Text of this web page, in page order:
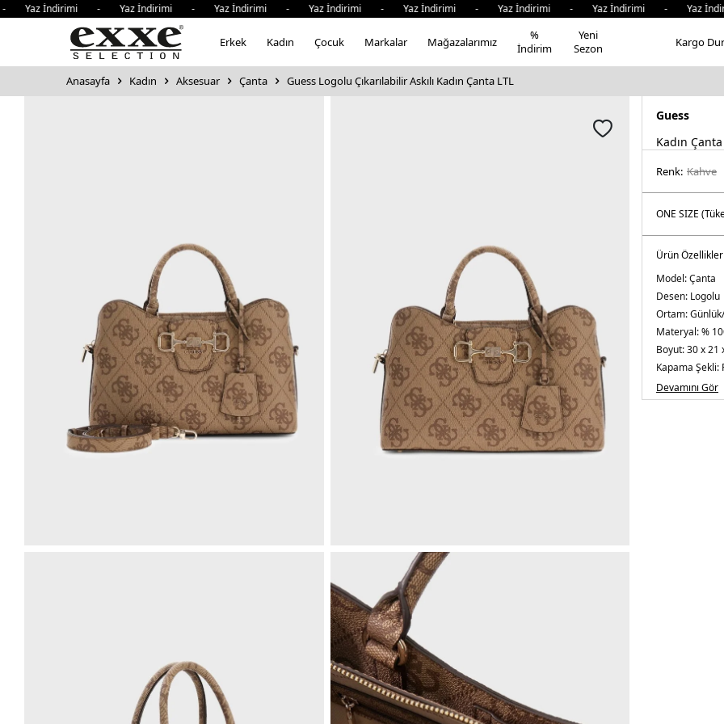
İndirimi - Yaz İndirimi - Yaz İndirimi - Yaz İndirimi - Yaz İndirimi - Yaz İndirimi - Yaz İndirimi - Yaz
Erkek Kadın Çocuk Markalar Mağazalarımız
%
İndirim
Yeni
Sezon
Kargo
Anasayfa Kadın Aksesuar Çanta Guess Logolu Çıkarılabilir Askılı Kadın Çanta LTL
Guess
Kadın Çanta
Renk: kahve
Ürün Özellikleri
Model:Çanta
Desen: Logolu
Ortam:
Materyal:%
Boyut:30 x 21
Kapama Şekli:
Yaş Grubu:
Askı Türü:
Devamını Gör